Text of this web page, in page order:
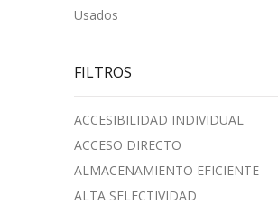
Usados
FILTROS
ACCESIBILIDAD INDIVIDUAL
ACCESO DIRECTO
ALMACENAMIENTO EFICIENTE
ALTA SELECTIVIDAD